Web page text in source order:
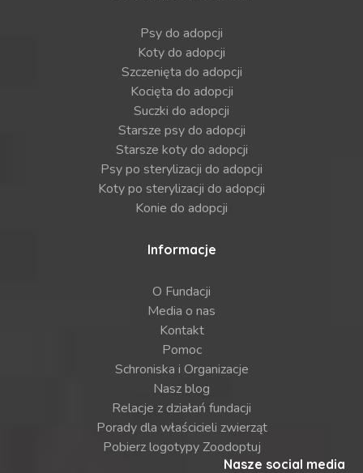
Psy do adopcji
Koty do adopcji
Szczenięta do adopcji
Kocięta do adopcji
Suczki do adopcji
Starsze psy do adopcji
Starsze koty do adopcji
Psy po sterylizacji do adopcji
Koty po sterylizacji do adopcji
Konie do adopcji
Informacje
O Fundacji
Media o nas
Kontakt
Pomoc
Schroniska i Organizacje
Nasz blog
Relacje z działań fundacji
Porady dla właścicieli zwierząt
Pobierz logotypy Zoodoptuj
Nasze social media